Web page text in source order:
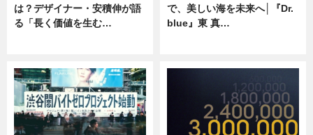
は？デザイナー・安積伸が語
る「長く価値を生む…
で、美しい海を未来へ│『Dr.
blue』東 真…